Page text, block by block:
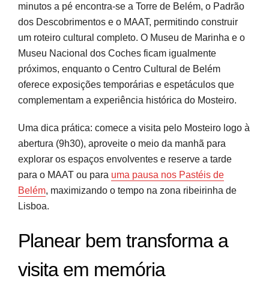
minutos a pé encontra-se a Torre de Belém, o Padrão
dos Descobrimentos e o MAAT, permitindo construir
um roteiro cultural completo. O Museu de Marinha e o
Museu Nacional dos Coches ficam igualmente
próximos, enquanto o Centro Cultural de Belém
oferece exposições temporárias e espetáculos que
complementam a experiência histórica do Mosteiro.
Uma dica prática: comece a visita pelo Mosteiro logo à
abertura (9h30), aproveite o meio da manhã para
explorar os espaços envolventes e reserve a tarde
para o MAAT ou para uma pausa nos Pastéis de
Belém, maximizando o tempo na zona ribeirinha de
Lisboa.
Planear bem transforma a
visita em memória